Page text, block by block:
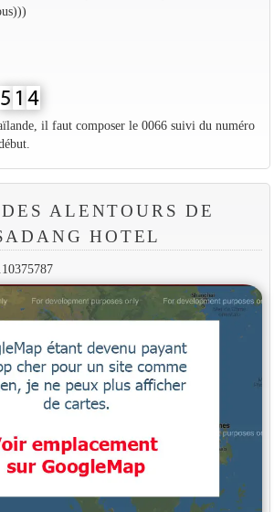
il faut composer le 0066 suivi du numéro
ALENTOURS DE
HOTEL